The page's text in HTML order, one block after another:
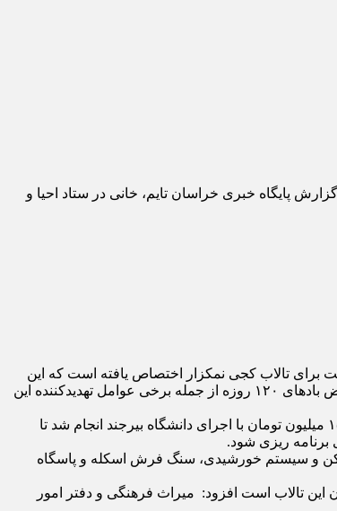
جنوبی خبر داد. به گزارش پایگاه خبری خراسان تایم، خانی در ستاد احیا و
نهبندان گفت: ۲ میلیارد و ۲۰۰ میلیون تومان امسال به محیط زیست برای تالاب کجی نمکزار اختصاص یافته است که این
اعتبار باید تا پایان شهریورماه مورد استفاده قرار بگیرد.وی افزود:بارندگی کم، خشکسالی پی در پی و بهره برداری بیش از حد از آب زیرزمینی و در معرض باد‌های ۱۲۰ روزه از جمله برخی عوامل تهدیدکننده این
سرپرست حفاظت محیط زیست استان با اشاره به اینکه اقدامات مدیریت برای تالاب کجی نمکزار صورت گرفته است گفت: طرح مطالعاتی با مبلغ ۱۵۰ میلیون تومان با اجرای دانشگاه بیرجند انجام شد تا
آب شیرین کن و سیستم خورشیدی، سنگ فرش اسکله و پاسگاه
این تالاب است افزود: میراث فرهنگی و دفتر امور